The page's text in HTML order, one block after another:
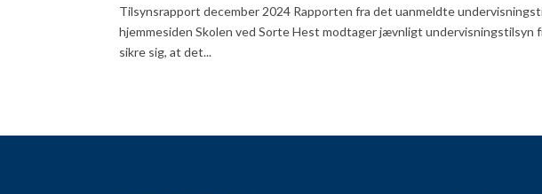
Tilsynsrapport december 2024 Rapporten fra det uanmeldte
hjemmesiden Skolen ved Sorte Hest modtager jævnligt undervisningstilsyn
sikre sig, at det...